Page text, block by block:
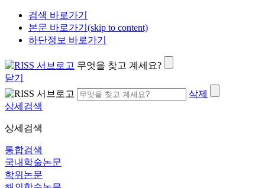
검색 바로가기
본문 바로가기(skip to content)
하단정보 바로가기
무엇을 찾고 계세요?
닫기
삭제
상세검색
상세검색
통합검색
국내학술논문
학위논문